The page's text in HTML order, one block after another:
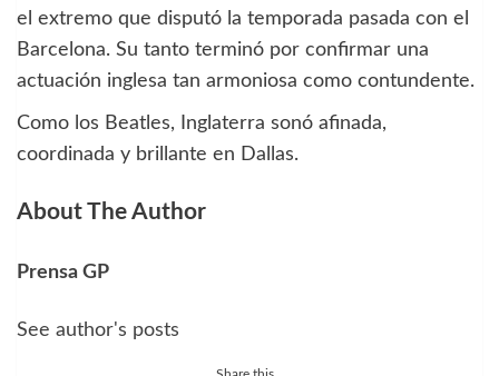
el extremo que disputó la temporada pasada con el
Barcelona. Su tanto terminó por confirmar una
actuación inglesa tan armoniosa como contundente.
Como los Beatles, Inglaterra sonó afinada,
coordinada y brillante en Dallas.
About The Author
Prensa GP
See author's posts